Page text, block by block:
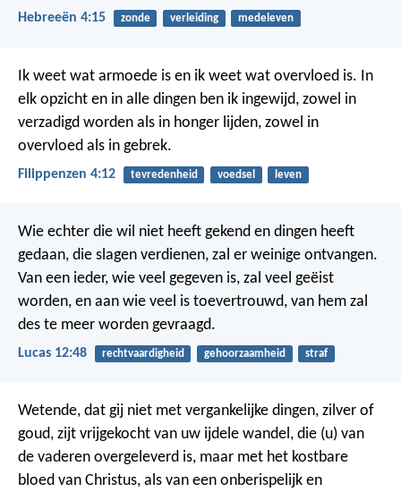
Hebreeën 4:15 zonde verleiding medeleven
Ik weet wat armoede is en ik weet wat overvloed is. In
elk opzicht en in alle dingen ben ik ingewijd, zowel in
verzadigd worden als in honger lijden, zowel in
overvloed als in gebrek.
Filippenzen 4:12 tevredenheid voedsel leven
Wie echter die wil niet heeft gekend en dingen heeft
gedaan, die slagen verdienen, zal er weinige ontvangen.
Van een ieder, wie veel gegeven is, zal veel geëist
worden, en aan wie veel is toevertrouwd, van hem zal
des te meer worden gevraagd.
Lucas 12:48 rechtvaardigheid gehoorzaamheid straf
Wetende, dat gij niet met vergankelijke dingen, zilver of
goud, zijt vrijgekocht van uw ijdele wandel, die (u) van
de vaderen overgeleverd is, maar met het kostbare
bloed van Christus, als van een onberispelijk en